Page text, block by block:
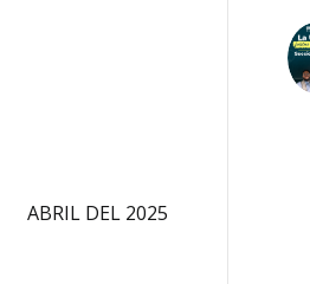
ABRIL DEL 2025